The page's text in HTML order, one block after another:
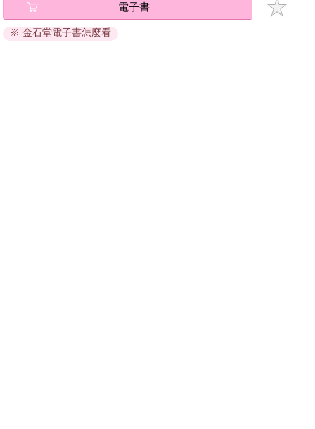
退換貨須知：
因版權保護，您在金石堂所購買的電子書僅能以金石堂專屬
電子書
※ 金石堂電子書怎麼看